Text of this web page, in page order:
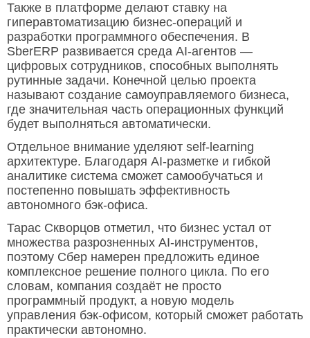
Также в платформе делают ставку на
гиперавтоматизацию бизнес-операций и
разработки программного обеспечения. В
SberERP развивается среда AI-агентов —
цифровых сотрудников, способных выполнять
рутинные задачи. Конечной целью проекта
называют создание самоуправляемого бизнеса,
где значительная часть операционных функций
будет выполняться автоматически.
Отдельное внимание уделяют self-learning
архитектуре. Благодаря AI-разметке и гибкой
аналитике система сможет самообучаться и
постепенно повышать эффективность
автономного бэк-офиса.
Тарас Скворцов отметил, что бизнес устал от
множества разрозненных AI-инструментов,
поэтому Сбер намерен предложить единое
комплексное решение полного цикла. По его
словам, компания создаёт не просто
программный продукт, а новую модель
управления бэк-офисом, который сможет работать
практически автономно.